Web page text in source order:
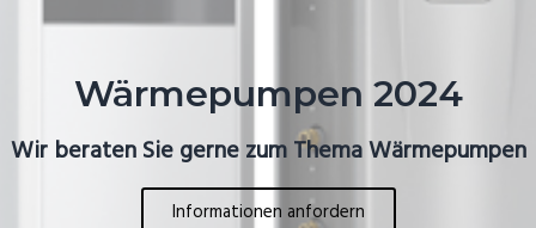
Wärmepumpen 2024
Wir beraten Sie gerne zum Thema Wärmepumpen
Informationen anfordern